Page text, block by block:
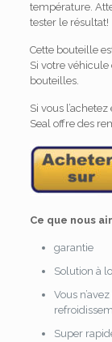
température.
tester le résultat!
Cette bouteille
Si votre véhicule
bouteilles.
Si vous
Seal offre des
Ce que nous
garantie
Solution à
Vous
Super